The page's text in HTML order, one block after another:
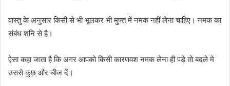
वास्तु के अनुसार किसी से भी भूलकर भी मुफ्त में नमक नहीं लेना चाहिए। नमक का
संबंध शनि से है।
ऐसा कहा जाता है कि अगर आपको किसी कारणवश नमक लेना ही पड़े तो बदले मे
उससे कुछ और चीज दें।